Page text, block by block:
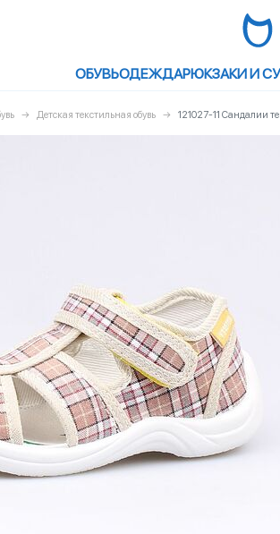
ОБУВЬОДЕЖДАРЮКЗАКИ И
Детская текстильная обувь 121027-11 Сандалии